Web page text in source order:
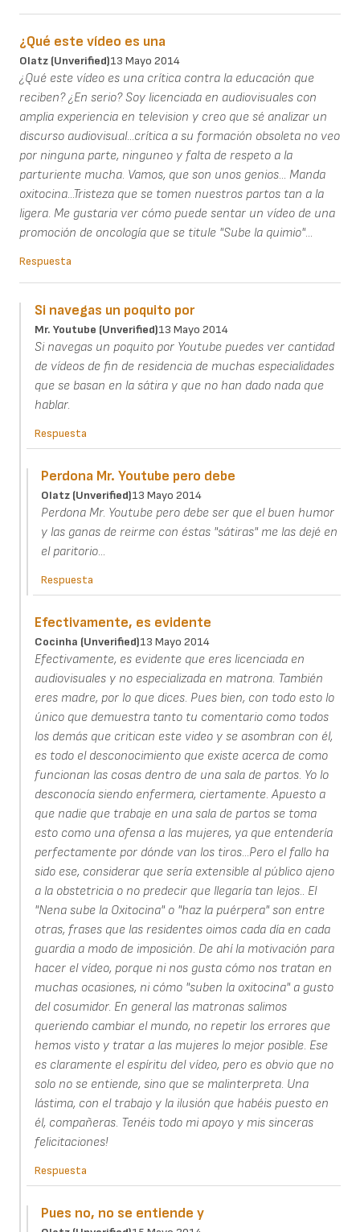
¿Qué este vídeo es una
Olatz (unverified)13 Mayo 2014
¿Qué este vídeo es una crítica contra la educación que
reciben? ¿En serio? Soy licenciada en audiovisuales con
amplia experiencia en television y creo que sé analizar un
discurso audiovisual...crítica a su formación obsoleta no veo
por ninguna parte, ninguneo y falta de respeto a la
parturiente mucha. Vamos, que son unos genios... Manda
oxitocina...Tristeza que se tomen nuestros partos tan a la
ligera. Me gustaria ver cómo puede sentar un vídeo de una
promoción de oncología que se titule "Sube la quimio"...
Respuesta
Si navegas un poquito por
Mr. Youtube (unverified)13 Mayo 2014
Si navegas un poquito por Youtube puedes ver cantidad
de vídeos de fin de residencia de muchas especialidades
que se basan en la sátira y que no han dado nada que
hablar.
Respuesta
Perdona Mr. Youtube pero debe
Olatz (unverified)13 Mayo 2014
Perdona Mr. Youtube pero debe ser que el buen humor
y las ganas de reirme con éstas "sátiras" me las dejé en
el paritorio...
Respuesta
Efectivamente, es evidente
Cocinha (unverified)13 Mayo 2014
Efectivamente, es evidente que eres licenciada en
audiovisuales y no especializada en matrona. También
eres madre, por lo que dices. Pues bien, con todo esto lo
único que demuestra tanto tu comentario como todos
los demás que critican este video y se asombran con él,
es todo el desconocimiento que existe acerca de como
funcionan las cosas dentro de una sala de partos. Yo lo
desconocía siendo enfermera, ciertamente. Apuesto a
que nadie que trabaje en una sala de partos se toma
esto como una ofensa a las mujeres, ya que entendería
perfectamente por dónde van los tiros...Pero el fallo ha
sido ese, considerar que sería extensible al público ajeno
a la obstetricia o no predecir que llegaría tan lejos.. El
"Nena sube la Oxitocina" o "haz la puérpera" son entre
otras, frases que las residentes oimos cada día en cada
guardia a modo de imposición. De ahí la motivación para
hacer el vídeo, porque ni nos gusta cómo nos tratan en
muchas ocasiones, ni cómo "suben la oxitocina" a gusto
del cosumidor. En general las matronas salimos
queriendo cambiar el mundo, no repetir los errores que
hemos visto y tratar a las mujeres lo mejor posible. Ese
es claramente el espíritu del vídeo, pero es obvio que no
solo no se entiende, sino que se malinterpreta. Una
lástima, con el trabajo y la ilusión que habéis puesto en
él, compañeras. Tenéis todo mi apoyo y mis sinceras
felicitaciones!
Respuesta
Pues no, no se entiende y